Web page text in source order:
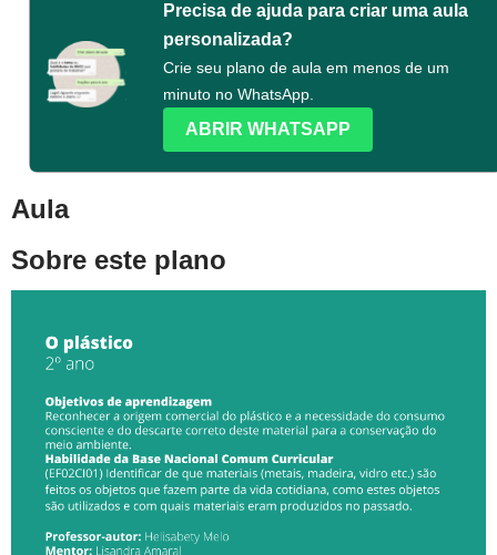
Precisa de ajuda para criar uma aula
personalizada?
Crie seu plano de aula em menos de um
minuto no WhatsApp.
ABRIR WHATSAPP
Aula
Sobre este plano